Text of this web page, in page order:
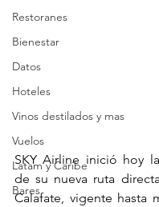
Restoranes
Bienestar
Datos
Hoteles
Vinos destilados y mas
Vuelos
Latam y Caribe
Bares
SKY Airline inició hoy
de su nueva ruta
Calafate, vigente hasta